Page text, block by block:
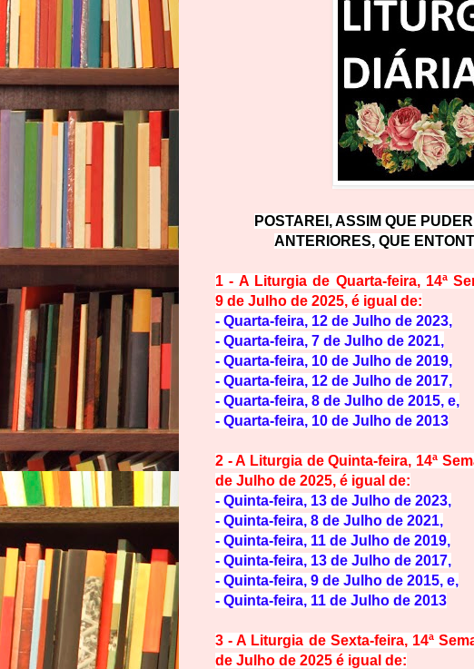
POSTAREI, ASSIM QUE
ANTERIORES, QUE
1 - A Liturgia de Quarta-feira, 14ª
9 de Julho de 2025, é igual de:
- Quarta-feira, 12 de Julho de 2023,
- Quarta-feira, 7 de Julho de 2021,
- Quarta-feira, 10 de Julho de 2019,
- Quarta-feira, 12 de Julho de 2017,
- Quarta-feira, 8 de Julho de 2015, e,
- Quarta-feira, 10 de Julho de 2013
2 - A Liturgia deQuinta-feira, 14ª
de Julho de 2025, é igual de:
- Quinta-feira, 13 de Julho de 2023,
- Quinta-feira, 8 de Julho de 2021,
- Quinta-feira, 11 de Julho de 2019,
- Quinta-feira, 13 de Julho de 2017,
- Quinta-feira, 9 de Julho de 2015, e,
- Quinta-feira, 11 de Julho de 2013
3 - A Liturgia de Sexta-feira, 14ª
de Julho de 2025 é igual de: